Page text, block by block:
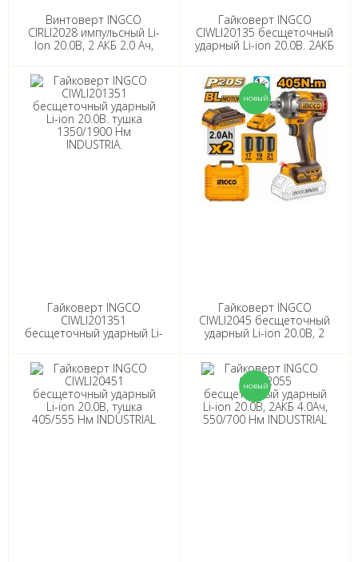
Винтоверт INGCO
CIRLI2028 импульсный Li-
lon 20.0В, 2 АКБ 2.0 Ач,
Гайковерт INGCO
CIWLI20135 бесщеточный
ударный Li-ion 20.0В. 2АКБ
INDUSTRIAL
Гайковерт INGCO
CIWLI201351
бесщеточный ударный Li-
1350/1900 Нм INDUSTRIA.
Гайковерт INGCO
CIWLI2045 бесщеточный
ударный Li-ion 20.0B, 2